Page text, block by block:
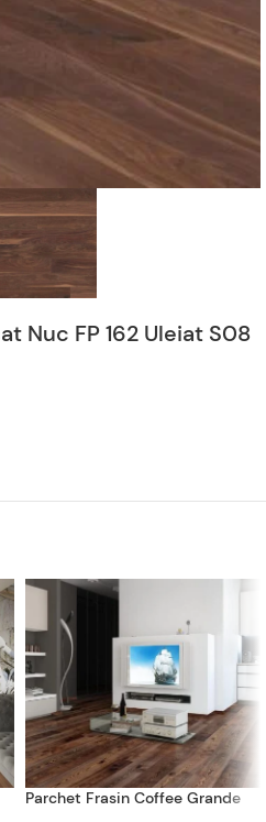
Nuc FP 162 Uleiat S08
Parchet Frasin Coffee Grande